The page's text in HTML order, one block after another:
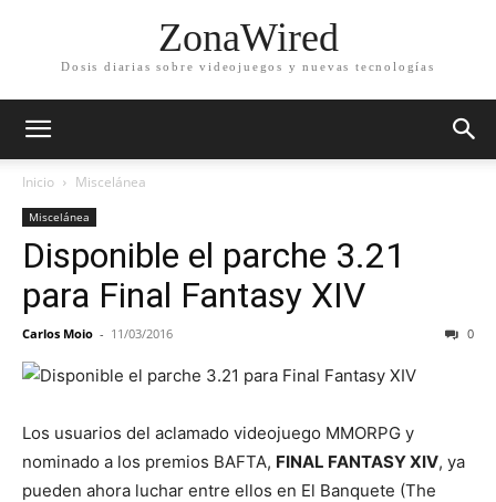
ZonaWired
Dosis diarias sobre videojuegos y nuevas tecnologías
Inicio Miscelánea
Miscelánea
Disponible el parche 3.21
para Final Fantasy XIV
Carlos Moio - 11/03/2016 0
Los usuarios del aclamado videojuego MMORPG y
nominado a los premios BAFTA, FINAL FANTASY XIV, ya
pueden ahora luchar entre ellos en El Banquete (The